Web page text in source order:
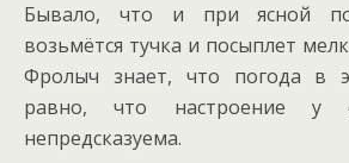
Бывало, что и при ясной
возьмётся тучка и посыплет
Фролыч знает, что погода в
равно, что настроение у
непредсказуема.